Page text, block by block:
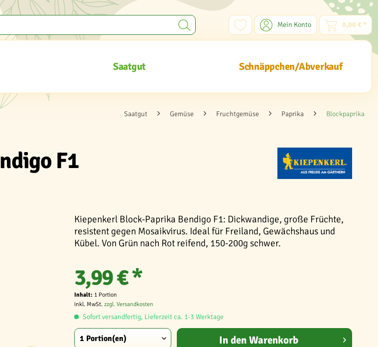
Mein Konto 0,00 € *
Saatgut Schnäppchen/Abverkauf
Saatgut Gemüse Fruchtgemüse Paprika Blockpaprika
F1
Kiepenkerl Block-Paprika Bendigo F1: Dickwandige, große Früchte,
resistent gegen Mosaikvirus. Ideal für Freiland, Gewächshaus und
Kübel. Von Grün nach Rot reifend, 150-200g schwer.
3,99 € *
Inhalt: 1 Portion
inkl. MwSt. zzgl. Versandkosten
Sofort versandfertig, Lieferzeit ca. 1-3 Werktage
In den Warenkorb